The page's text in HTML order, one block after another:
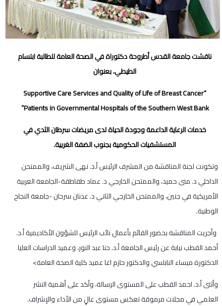
ناقشت جامعة القدس أطروحة دكتوراة في الصحة العامة للطالبة ابتسام
الطيطي، بعنوان
“Supportive Care Services and Quality of Life of Breast Cancer
Patients in Governmental Hospitals of the Southern West Bank”
خدمات الرعاية الداعمة وجودة الحياة لدى مريضات سرطان الثدي في
المستشفيات الحكومية بجنوب الضفة الغربية.
وتكونت لجنة المناقشة من المشرف الرئيس أ.د. نهى الشريف، والممتحن
الداخلي د. منى حميد، والممتحن الخارجي د. عماد طقاطقة-الجامعة العربية
الأمريكية في جنين، والممتحن الخارجي الثاني د. عدنان سرحان -جامعة النجاح
الوطنية.
وأجريت المناقشة بحضور القائم بأعمال نائب الرئيس للشؤون الأكاديمية أ.د.
أحمد القطب نيابة عن رئيس الجامعة أ.د. حنا عبد النور، وعميد الدراسات العليا
الدكتورة ميساء النابلسي والدكتور حازم اغا عميد كلية الصحة العامة>
وأثنى أ.د. احمد القطب على المستوى الرسالة، وأكد على أهمية النشر
العلمي في مجلات مرموقة تعكس مستوى عالٍ من الأداء والإشراف.